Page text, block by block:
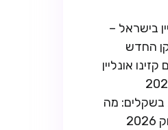
בישראל –
החדש
אונליין
בשקלים: מה